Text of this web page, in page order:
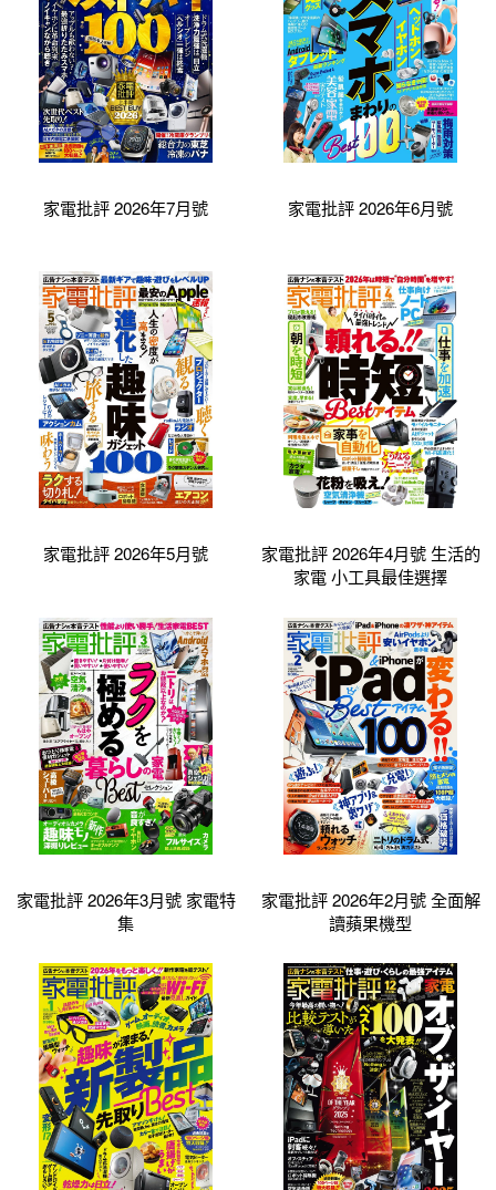
家電批評 2026年7月號 家電批評 2026年6月號
家電批評 2026年5月號
家電批評 2026年4月號 生活的
家電 小工具最佳選擇
家電批評 2026年3月號 家電特
集
家電批評 2026年2月號 全面解
讀蘋果機型